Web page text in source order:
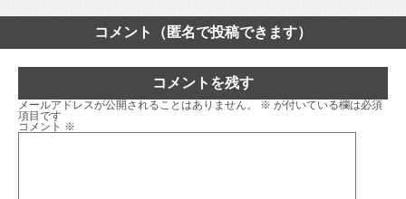
コメント（匿名で投稿できます）
コメントを残す
メールアドレスが公開されることはありません。 ※ が付いている欄は必須
項目です
コメント ※